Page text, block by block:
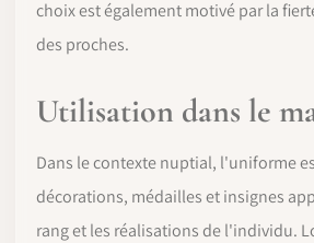
choix est également motivé par la
des proches.
Utilisation dans le
Dans le contexte nuptial, l'uniforme
décorations, médailles et insignes
rang et les réalisations de l'individu.